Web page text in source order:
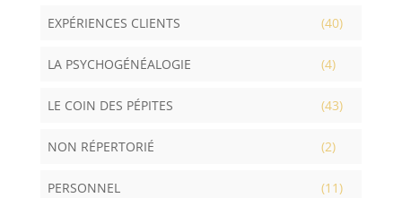
EXPÉRIENCES CLIENTS (40)
LA PSYCHOGÉNÉALOGIE (4)
LE COIN DES PÉPITES (43)
NON RÉPERTORIÉ (2)
PERSONNEL (11)